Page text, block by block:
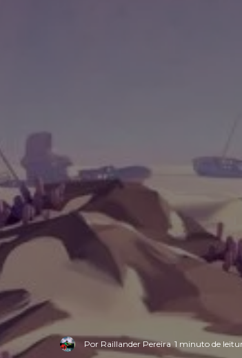
Por Raillander Pereira 1 minuto de